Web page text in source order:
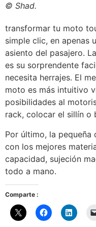
© Shad.
transformar tu moto
simple clic, en apenas
asiento del pasajero.
es su sorprendente
necesita herrajes. El
moto es más intuitivo
posibilidades al
rack, colocar el sillín o
Por último, la pequeña
con los mejores
capacidad, sujeción
todo a mano.
Comparte :